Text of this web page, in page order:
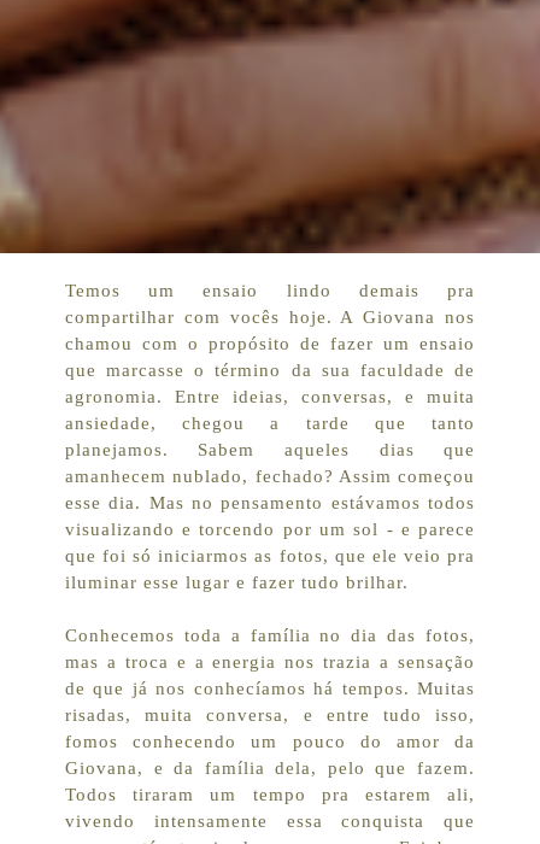
Temos um ensaio lindo demais pra
compartilhar com vocês hoje. A Giovana nos
chamou com o propósito de fazer um ensaio
que marcasse o término da sua faculdade de
agronomia. Entre ideias, conversas, e muita
ansiedade, chegou a tarde que tanto
planejamos. Sabem aqueles dias que
amanhecem nublado, fechado? Assim começou
esse dia. Mas no pensamento estávamos todos
visualizando e torcendo por um sol - e parece
que foi só iniciarmos as fotos, que ele veio pra
iluminar esse lugar e fazer tudo brilhar.
Conhecemos toda a família no dia das fotos,
mas a troca e a energia nos trazia a sensação
de que já nos conhecíamos há tempos. Muitas
risadas, muita conversa, e entre tudo isso,
fomos conhecendo um pouco do amor da
Giovana, e da família dela, pelo que fazem.
Todos tiraram um tempo pra estarem ali,
vivendo intensamente essa conquista que